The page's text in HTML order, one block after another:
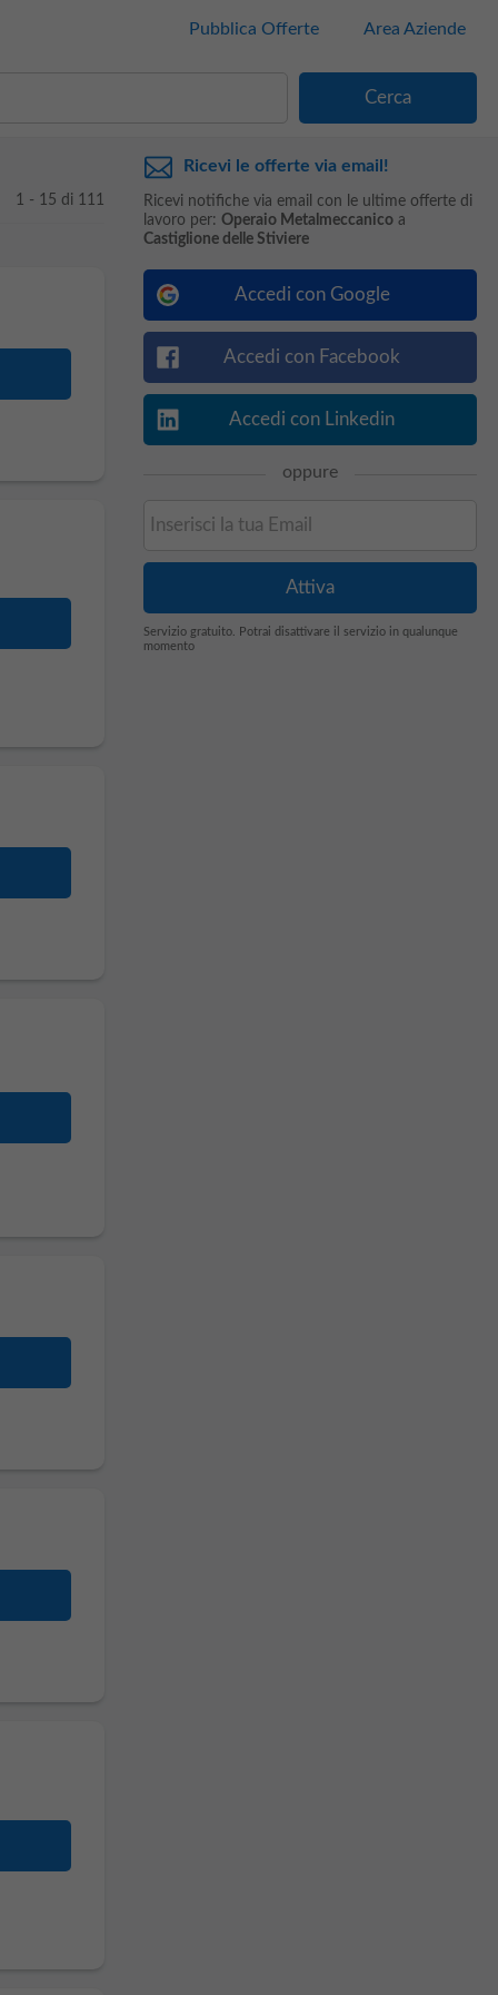
Pubblica Offerte Area Aziende
1 - 15 di 111
Ricevi le offerte via email!
Ricevi notifiche via email con le ultime offerte di
lavoro per: Operaio Metalmeccanicoa
Castiglione delle Stiviere
Accedi con Google
Accedi con Facebook
Accedi con Linkedin
oppure
Servizio gratuito. Potrai disattivare il servizio in qualunque
momento